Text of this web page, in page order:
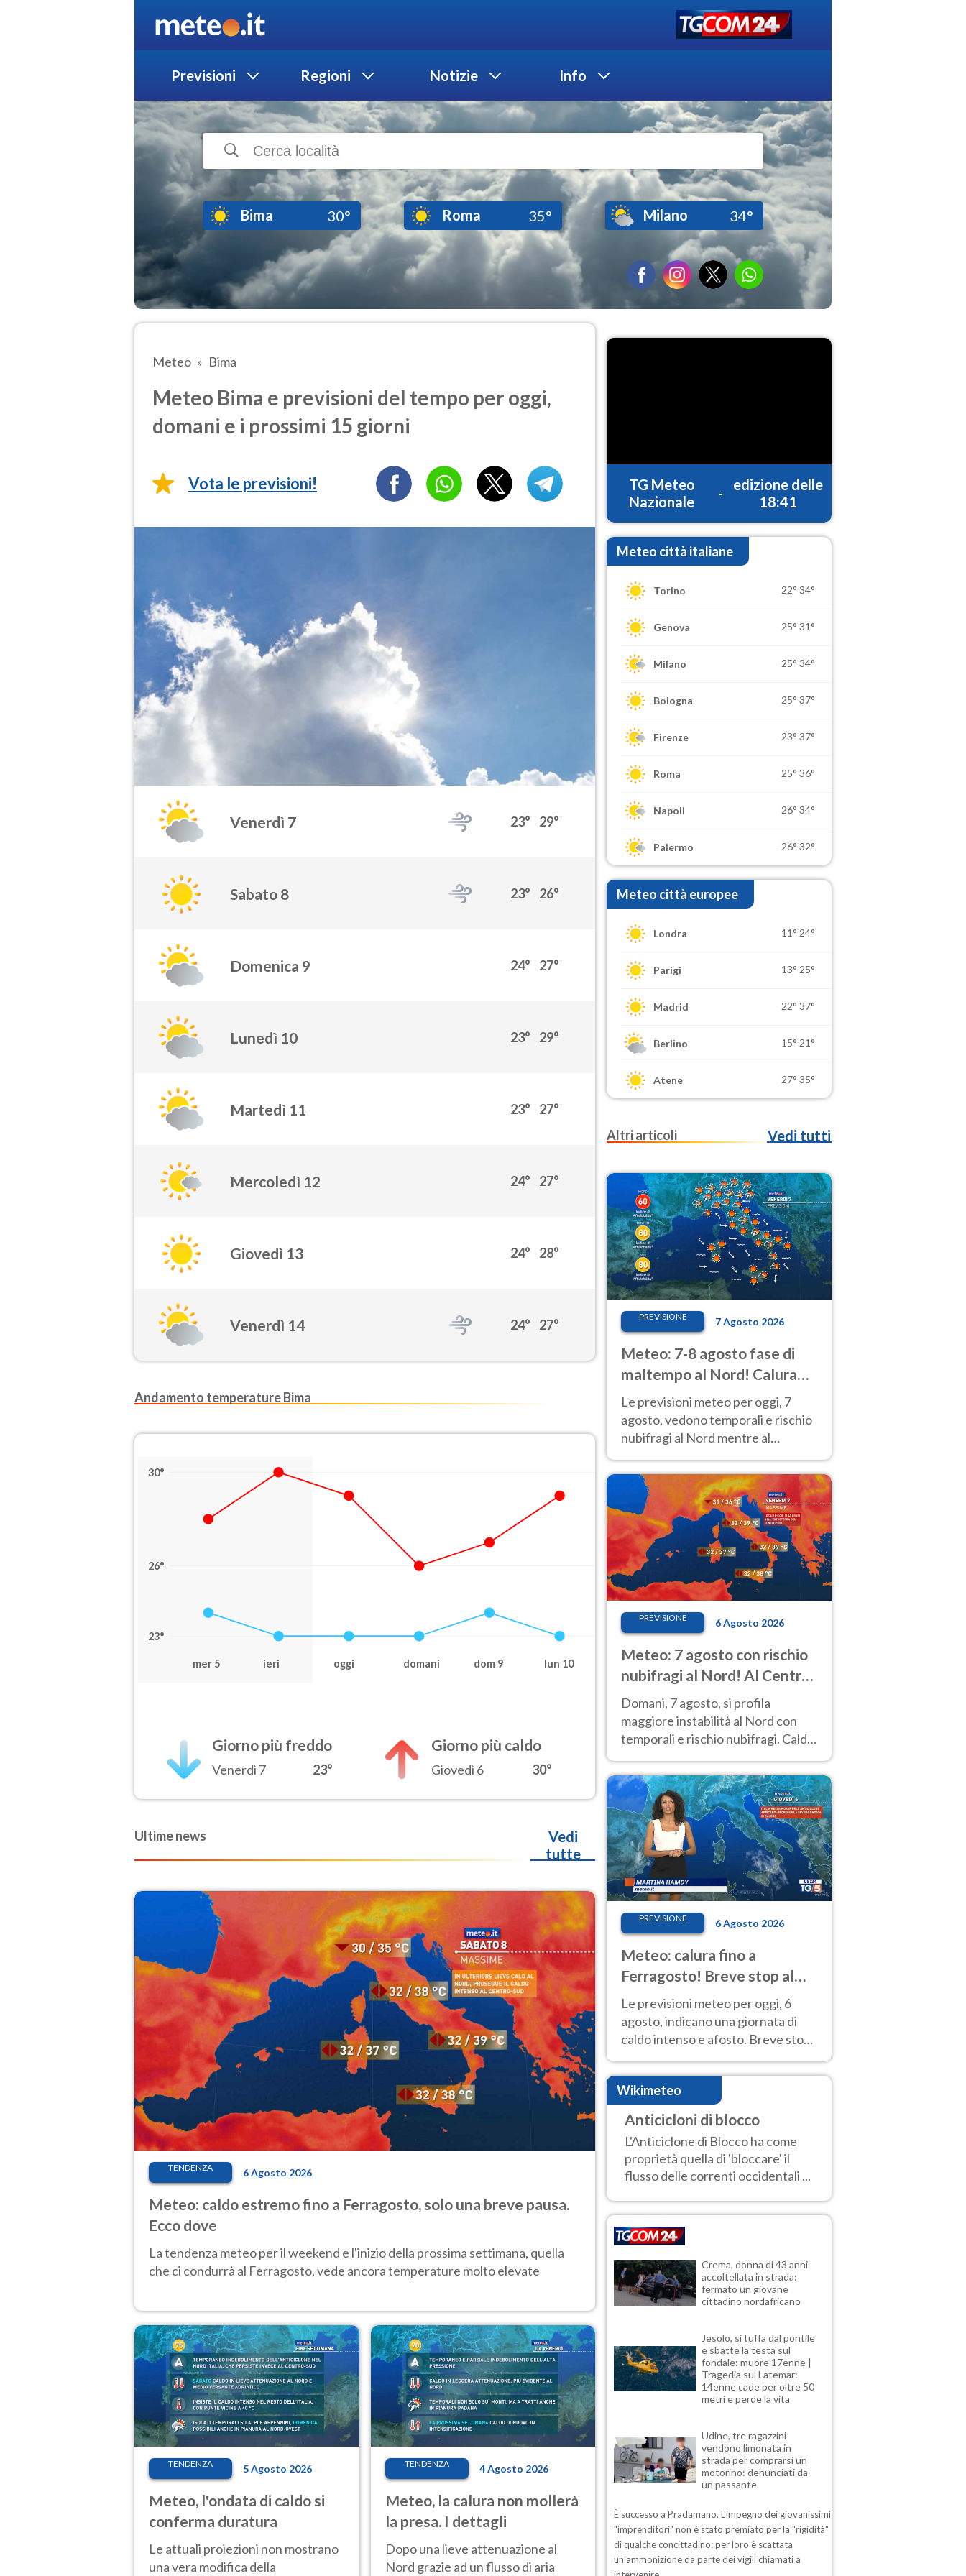
Previsioni Regioni Notizie Info
Bima 30° Roma 35° Milano 34°
Meteo Bima
Meteo Bima e previsioni del tempo per oggi,
domani e i prossimi 15 giorni
Vota le previsioni!
Venerdì 7 23° 29°
Sabato 8 23° 26°
Domenica 9 24° 27°
Lunedì 10 23° 29°
Martedì 11 23° 27°
Mercoledì 12 24° 27°
Giovedì 13 24° 28°
Venerdì 14 24° 27°
Andamento temperature Bima
30°
26°
23°
mer 5 ieri oggi domani dom 9 lun 10
Giorno più freddo
Venerdì 7 23°
Giorno più caldo
Giovedì 6 30°
Ultime news
Vedi
tutte
TENDENZA 6 Agosto 2026
Meteo: caldo estremo fino a Ferragosto, solo una breve pausa.
Ecco dove
La tendenza meteo per il weekend e l'inizio della prossima settimana, quella
che ci condurrà al Ferragosto, vede ancora temperature molto elevate
TENDENZA 5 Agosto 2026
Meteo, l'ondata di caldo si
conferma duratura
Le attuali proiezioni non mostrano
una vera modifica della
TENDENZA 4 Agosto 2026
Meteo, la calura non mollerà
la presa. I dettagli
Dopo una lieve attenuazione al
Nord grazie ad un flusso di aria
TG Meteo
Nazionale
-
edizione delle
18:41
Meteo città italiane
Torino 22° 34°
Genova 25° 31°
Milano 25° 34°
Bologna 25° 37°
Firenze 23° 37°
Roma 25° 36°
Napoli 26° 34°
Palermo 26° 32°
Meteo città europee
Londra 11° 24°
Parigi 13° 25°
Madrid 22° 37°
Berlino 15° 21°
Atene 27° 35°
Altri articoli Vedi tutti
PREVISIONE 7 Agosto 2026
Meteo: 7-8 agosto fase di
maltempo al Nord! Calura
fino a Ferragosto
Le previsioni meteo per oggi, 7
agosto, vedono temporali e rischio
nubifragi al Nord mentre al
molto intenso.
PREVISIONE 6 Agosto 2026
Meteo: 7 agosto con rischio
nubifragi al Nord! Al Centro-
Sud caldo estremo
Domani, 7 agosto, si profila
maggiore instabilità al Nord con
temporali e rischio nubifragi. Caldo
previsioni.
PREVISIONE 6 Agosto 2026
Meteo: calura fino a
Ferragosto! Breve stop al
Nord tra 7 e 9 agosto
Le previsioni meteo per oggi, 6
agosto, indicano una giornata di
caldo intenso e afosto. Breve stop
all'Anticiclone solo sulle regioni del
Nord.
Wikimeteo
Anticicloni di blocco
L'Anticiclone di Blocco ha come
proprietà quella di 'bloccare' il
flusso delle correnti occidentali ...
Crema, donna di 43 anni
accoltellata in strada:
fermato un giovane
cittadino nordafricano
Jesolo, si tuffa dal pontile
e sbatte la testa sul
fondale: muore 17enne |
Tragedia sul Latemar:
14enne cade per oltre 50
metri e perde la vita
Udine, tre ragazzini
vendono limonata in
strada per comprarsi un
motorino: denunciati da
un passante
È successo a Pradamano. L'impegno dei giovanissimi
"imprenditori" non è stato premiato per la "rigidità"
di qualche concittadino: per loro è scattata
un'ammonizione da parte dei vigili chiamati a